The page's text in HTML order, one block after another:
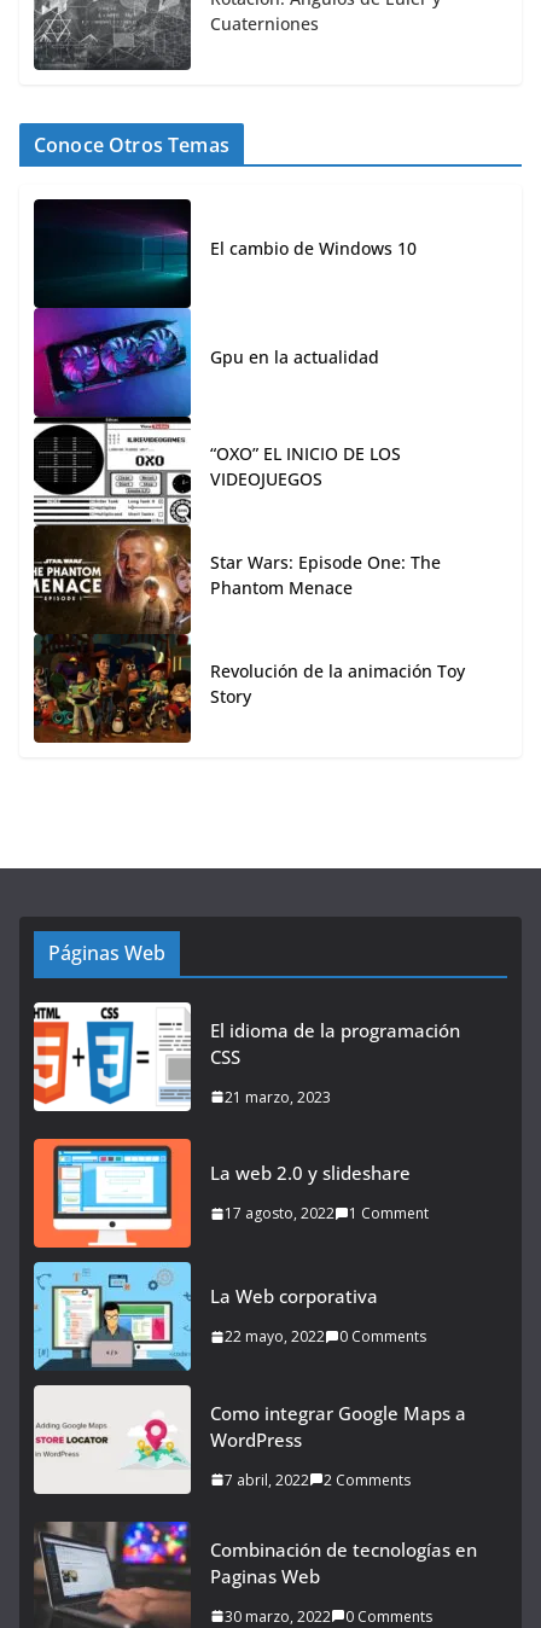
Cuaterniones
Conoce Otros Temas
El cambio de Windows 10
Gpu en la actualidad
“OXO” EL INICIO DE LOS
VIDEOJUEGOS
Star Wars: Episode One: The
Phantom Menace
Revolución de la animación Toy
Story
Páginas Web
El idioma de la programación
CSS
21 marzo, 2023
La web 2.0 y slideshare
17 agosto, 2022 1 Comment
La Web corporativa
22 mayo, 2022 0 Comments
Como integrar Google Maps a
WordPress
7 abril, 2022 2 Comments
Combinación de tecnologías en
Paginas Web
30 marzo, 2022 0 Comments